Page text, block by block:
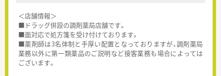
＜店舗情報＞
■ドラッグ併設の調剤薬局店舗です。
■面対応で処方箋を受け付けております。
■薬剤師は3名体制と手厚い配置となっておりますが、調剤薬局
業務以外に第一類薬品のご説明など接客業務も場合によっては
ございます。